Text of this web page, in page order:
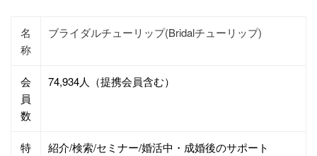
名
称
ブライダルチューリップ(Bridalチューリップ)
会
員
数
74,934人（提携会員含む）
特
紹介/検索/セミナー/婚活中・成婚後のサポート